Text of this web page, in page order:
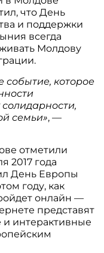
что День
и поддержки
всегда
Молдову
событие, которое
семьи», —
отметили
2017 года
День Европы
году, как
онлайн —
представят
и интерактивные